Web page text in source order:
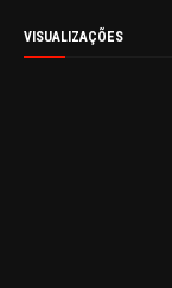
VISUALIZAÇÕES